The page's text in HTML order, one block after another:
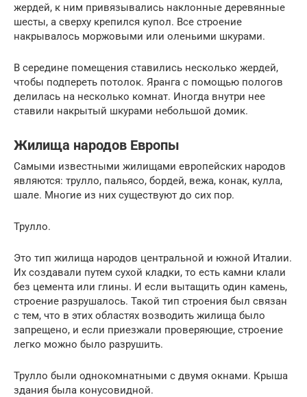
жердей, к ним привязывались наклонные деревянные
шесты, а сверху крепился купол. Все строение
накрывалось моржовыми или оленьими шкурами.
В середине помещения ставились несколько жердей,
чтобы подпереть потолок. Яранга с помощью пологов
делилась на несколько комнат. Иногда внутри нее
ставили накрытый шкурами небольшой домик.
Жилища народов Европы
Самыми известными жилищами европейских народов
являются: трулло, пальясо, бордей, вежа, конак, кулла,
шале. Многие из них существуют до сих пор.
Трулло.
Это тип жилища народов центральной и южной Италии.
Их создавали путем сухой кладки, то есть камни клали
без цемента или глины. И если вытащить один камень,
строение разрушалось. Такой тип строения был связан
с тем, что в этих областях возводить жилища было
запрещено, и если приезжали проверяющие, строение
легко можно было разрушить.
Трулло были однокомнатными с двумя окнами. Крыша
здания была конусовидной.